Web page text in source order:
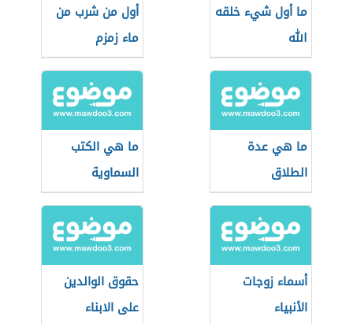
ما أول شيء خلقه
الله
أول من شرب من
ماء زمزم
ما هي عدة
الطلاق
ما هي الكتب
السماوية
أسماء زوجات
الأنبياء
حقوق الوالدين
على الابناء